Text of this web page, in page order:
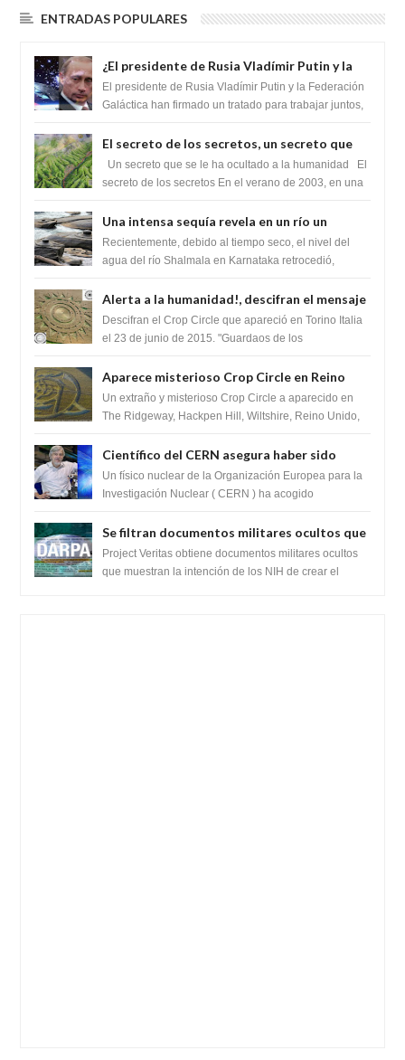
ENTRADAS POPULARES
¿El presidente de Rusia Vladímir Putin y la
Federación Galactica han firmado un
tratado para acabar con los Sionistas?
El presidente de Rusia Vladímir Putin y la Federación
Galáctica han firmado un tratado para trabajar juntos,
El secreto de los secretos, un secreto que
cambiaría por completo el destino de la
humanidad
Un secreto que se le ha ocultado a la humanidad El
secreto de los secretos En el verano de 2003, en una
Una intensa sequía revela en un río un
impresionante hallazgo de miles de Shiva
Lingas
Recientemente, debido al tiempo seco, el nivel del
agua del río Shalmala en Karnataka retrocedió,
Alerta a la humanidad!, descifran el mensaje
del Crop Circle de Torino ,Italia
Descifran el Crop Circle que apareció en Torino Italia
el 23 de junio de 2015. "Guardaos de los
Aparece misterioso Crop Circle en Reino
Unido 23 de junio 2016
Un extraño y misterioso Crop Circle a aparecido en
The Ridgeway, Hackpen Hill, Wiltshire, Reino Unido,
Científico del CERN asegura haber sido
ayudado por seres de luz durante una
prueba del Colisionador de Hadrones
Un físico nuclear de la Organización Europea para la
Investigación Nuclear ( CERN ) ha acogido
Se filtran documentos militares ocultos que
muestran la intención de los NIH de crear el
SARS-CoV-2, utilizando la investigación de
Project Veritas obtiene documentos militares ocultos
que muestran la intención de los NIH de crear el